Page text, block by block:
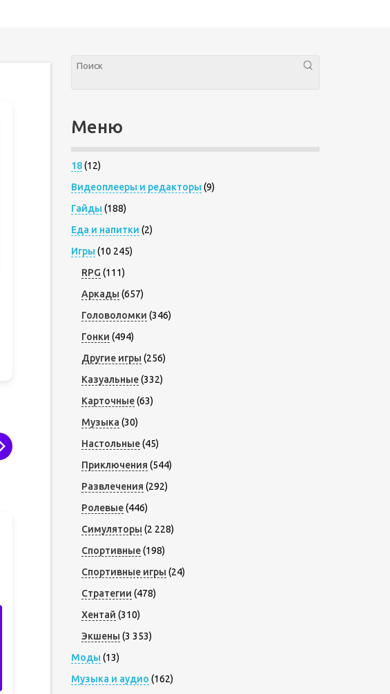
Меню
18(12)
Видеоплееры и редакторы (9)
Гайды (188)
Еда и напитки (2)
Игры (10 245)
RPG (111)
Аркады (657)
Головоломки (346)
Гонки (494)
Другие игры (256)
Казуальные(332)
Карточные(63)
Музыка (30)
Настольные(45)
Приключения (544)
Развлечения (292)
Ролевые(446)
Симуляторы (2 228)
Спортивные(198)
Спортивные игры (24)
Стратегии (478)
Хентай (310)
Экшены (3 353)
Моды (13)
Музыка и аудио (162)